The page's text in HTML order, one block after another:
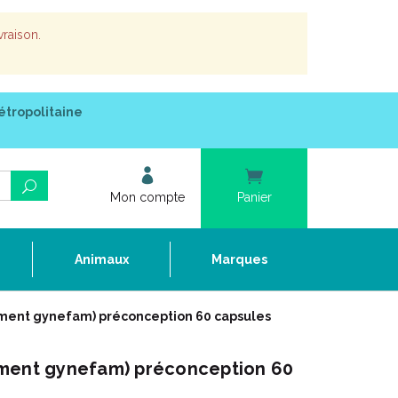
Mon compte Panier
Animaux Marques
gynefam) préconception 60 capsules
gynefam) préconception 60